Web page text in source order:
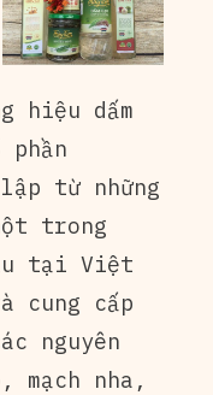
hiệu dấm
từ những
trong
tại Việt
cung cấp
nguyên
nha,